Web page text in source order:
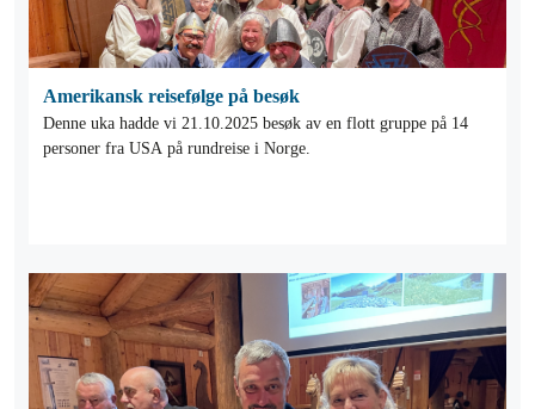
Amerikansk reisefølge på besøk
Denne uka hadde vi 21.10.2025 besøk av en flott gruppe på 14
personer fra USA på rundreise i Norge.